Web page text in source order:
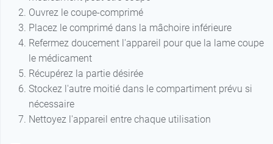
Ouvrez le coupe-comprimé
Placez le comprimé dans la mâchoire inférieure
Refermez doucement l'appareil pour que la lame coupe
le médicament
Récupérez la partie désirée
Stockez l'autre moitié dans le compartiment prévu si
nécessaire
Nettoyez l'appareil entre chaque utilisation